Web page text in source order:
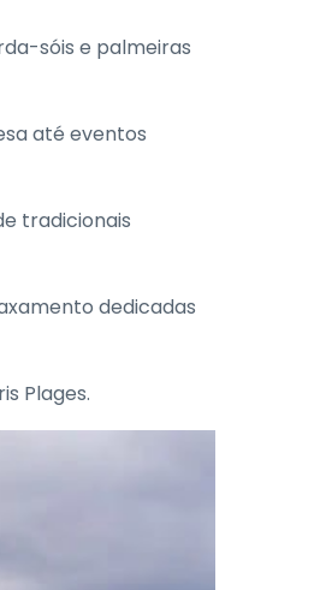
sóis e palmeiras
até eventos
tradicionais
dedicadas
Plages.